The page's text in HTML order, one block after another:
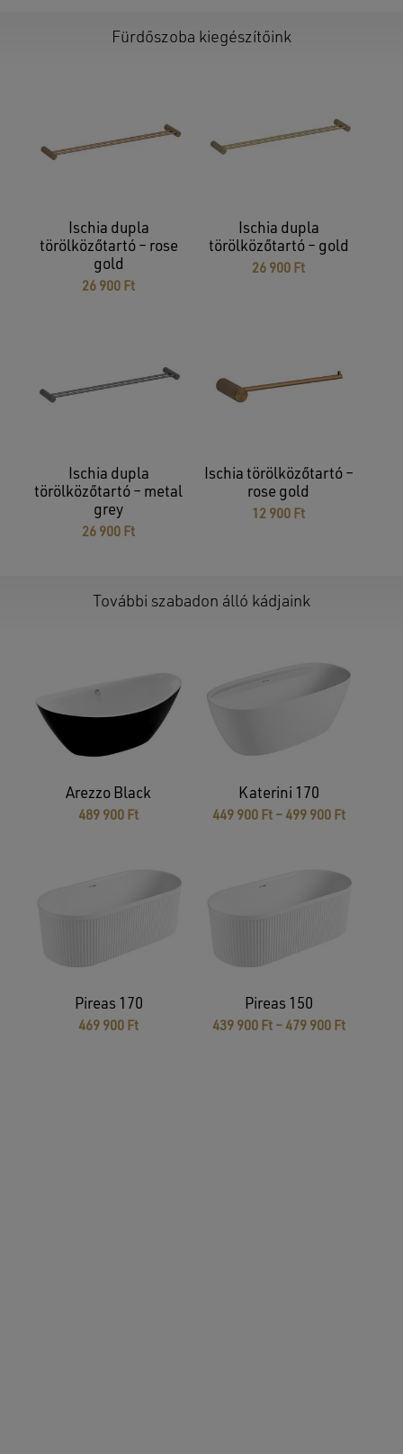
GO TO SHOP
900 Ft.
Fürdőszoba kiegészítőink
Ischia dupla
törölközőtartó – rose
gold
26 900 Ft
Ischia dupla
törölközőtartó – gold
26 900 Ft
Ischia dupla
törölközőtartó – metal
grey
26 900 Ft
Ischia törölközőtartó –
rose gold
12 900 Ft
További szabadon álló kádjaink
Arezzo Black
489 900 Ft
Katerini 170
449 900 Ft – 499 900 Ft
499
Pireas 170
469 900 Ft
Pireas 150
439 900 Ft – 479 900 Ft